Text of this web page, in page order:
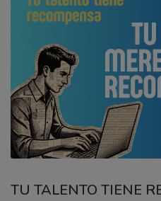
TU TALENTO TIENE